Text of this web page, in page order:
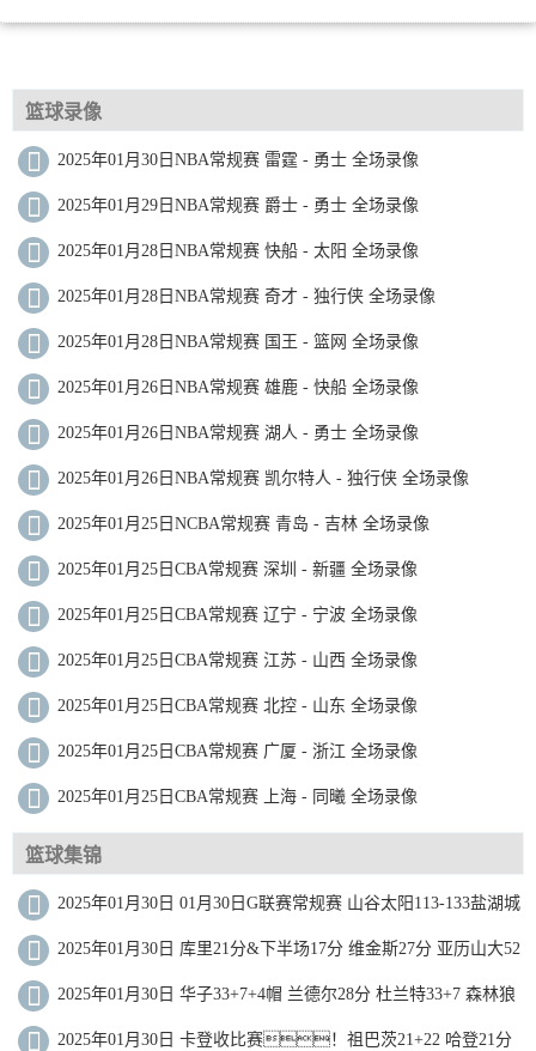
篮球录像
2025年01月30日NBA常规赛 雷霆 - 勇士 全场录像
2025年01月29日NBA常规赛 爵士 - 勇士 全场录像
2025年01月28日NBA常规赛 快船 - 太阳 全场录像
2025年01月28日NBA常规赛 奇才 - 独行侠 全场录像
2025年01月28日NBA常规赛 国王 - 篮网 全场录像
2025年01月26日NBA常规赛 雄鹿 - 快船 全场录像
2025年01月26日NBA常规赛 湖人 - 勇士 全场录像
2025年01月26日NBA常规赛 凯尔特人 - 独行侠 全场录像
2025年01月25日NCBA常规赛 青岛 - 吉林 全场录像
2025年01月25日CBA常规赛 深圳 - 新疆 全场录像
2025年01月25日CBA常规赛 辽宁 - 宁波 全场录像
2025年01月25日CBA常规赛 江苏 - 山西 全场录像
2025年01月25日CBA常规赛 北控 - 山东 全场录像
2025年01月25日CBA常规赛 广厦 - 浙江 全场录像
2025年01月25日CBA常规赛 上海 - 同曦 全场录像
篮球集锦
2025年01月30日 01月30日G联赛常规赛 山谷太阳113-133盐湖城
星 全场集锦
2025年01月30日 库里21分&下半场17分 维金斯27分 亚历山大52
分 勇士力克雷霆
2025年01月30日 华子33+7+4帽 兰德尔28分 杜兰特33+7 森林狼
击落太阳取4连胜
2025年01月30日 卡登收比赛！祖巴茨21+22 哈登21分